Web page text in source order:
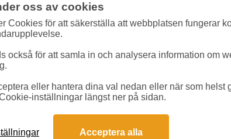
»Häftklammer»Häftklammer Rapid Standard 24/6 5000st/
Häftklammer
Antal:5000st/ask
Kapacitet:
oss av cookies
Cookies för att säkerställa att webbplatsen fungerar
också för att samla in och analysera information om
eller hantera dina val nedan eller när som helst
inställningar längst ner på sidan.
Acceptera alla